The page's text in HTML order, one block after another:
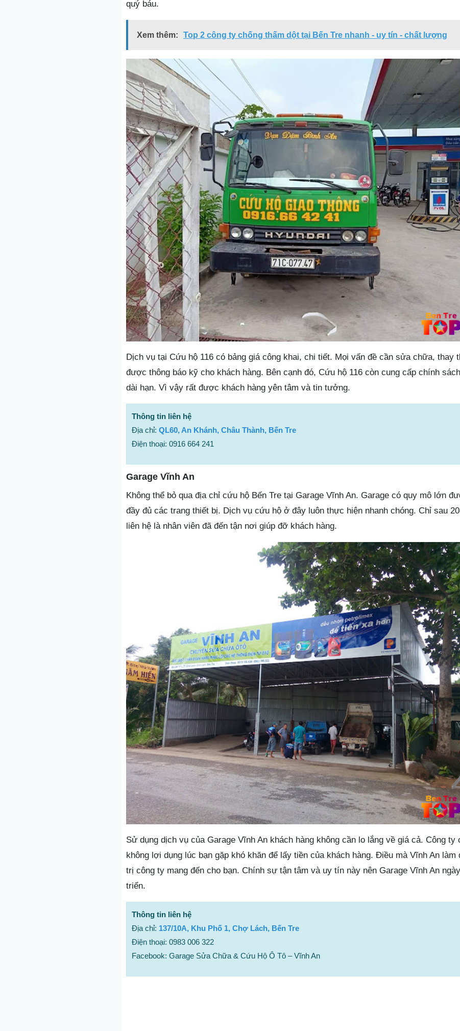
quý báu.
Xem thêm: Top 2 công ty chống thấm dột tại Bến Tre nhanh - uy tín - chất lượng
Dịch vụ tại Cứu hộ 116 có bảng giá công khai, chi tiết. Mọi vấn đề cần sửa chữa, thay
được thông báo kỹ cho khách hàng. Bên cạnh đó, Cứu hộ 116 còn cung cấp chính
dài hạn. Vì vậy rất được khách hàng yên tâm và tin tưởng.
Thông tin liên hệ
Địa chỉ: QL60, An Khánh, Châu Thành, Bến Tre
Điện thoại: 0916 664 241
Garage Vĩnh An
Không thể bỏ qua địa chỉ cứu hộ Bến Tre tại Garage Vĩnh An. Garage có quy mô lớn
đầy đủ các trang thiết bị. Dịch vụ cứu hộ ở đây luôn thực hiện nhanh chóng. Chỉ sau
liên hệ là nhân viên đã đến tận nơi giúp đỡ khách hàng.
Sử dụng dịch vụ của Garage Vĩnh An khách hàng không cần lo lắng về giá cả. Công ty
không lợi dụng lúc bạn gặp khó khăn để lấy tiền của khách hàng. Điều mà Vĩnh An
trị công ty mang đến cho bạn. Chính sự tận tâm và uy tín này nên Garage Vĩnh An
triển.
Thông tin liên hệ
Địa chỉ: 137/10A, Khu Phố 1, Chợ Lách, Bến Tre
Điện thoại: 0983 006 322
Facebook: Garage Sửa Chữa & Cứu Hộ Ô Tô – Vĩnh An